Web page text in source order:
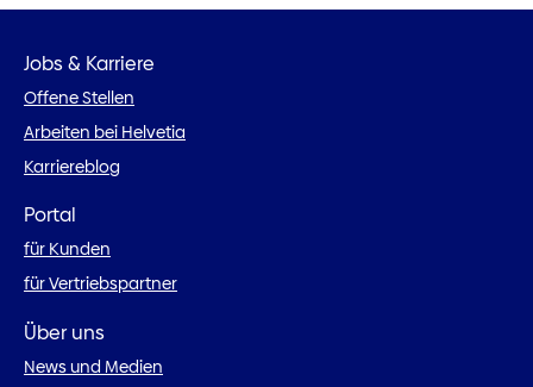
Jobs & Karriere
Offene Stellen
Arbeiten bei Helvetia
Karriereblog
Portal
für Kunden
für Vertriebspartner
Über uns
News und Medien